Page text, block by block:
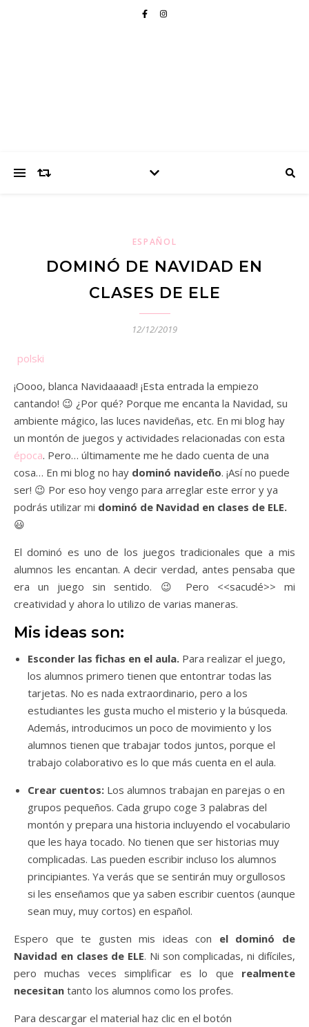
ESPAÑOL
DOMINÓ DE NAVIDAD EN
CLASES DE ELE
12/12/2019
polski
¡Oooo, blanca Navidaaaad! ¡Esta entrada la empiezo
cantando! 😉 ¿Por qué? Porque me encanta la Navidad, su
ambiente mágico, las luces navideñas, etc. En mi blog hay
un montón de juegos y actividades relacionadas con esta
época. Pero… últimamente me he dado cuenta de una
cosa… En mi blog no hay dominó navideño. ¡Así no puede
ser! 😉 Por eso hoy vengo para arreglar este error y ya
podrás utilizar mi dominó de Navidad en clases de ELE.
😃
El dominó es uno de los juegos tradicionales que a mis
alumnos les encantan. A decir verdad, antes pensaba que
era un juego sin sentido. 😉 Pero <<sacudé>> mi
creatividad y ahora lo utilizo de varias maneras.
Mis ideas son:
Esconder las fichas en el aula. Para realizar el juego,
los alumnos primero tienen que entontrar todas las
tarjetas. No es nada extraordinario, pero a los
estudiantes les gusta mucho el misterio y la búsqueda.
Además, introducimos un poco de movimiento y los
alumnos tienen que trabajar todos juntos, porque el
trabajo colaborativo es lo que más cuenta en el aula.
Crear cuentos: Los alumnos trabajan en parejas o en
grupos pequeños. Cada grupo coge 3 palabras del
montón y prepara una historia incluyendo el vocabulario
que les haya tocado. No tienen que ser historias muy
complicadas. Las pueden escribir incluso los alumnos
principiantes. Ya verás que se sentirán muy orgullosos
si les enseñamos que ya saben escribir cuentos (aunque
sean muy, muy cortos) en español.
Espero que te gusten mis ideas con el dominó de
Navidad en clases de ELE. Ni son complicadas, ni difíciles,
pero muchas veces simplificar es lo que realmente
necesitan tanto los alumnos como los profes.
Para descargar el material haz clic en el botón